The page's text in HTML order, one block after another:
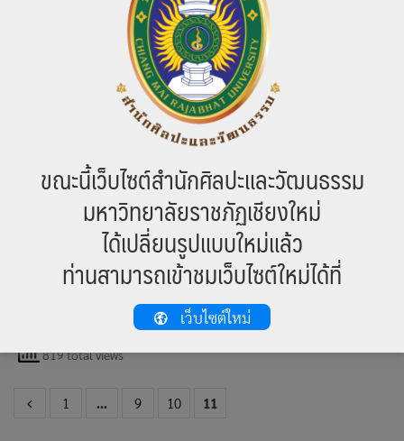
30 พฤศจิกายน 2558
สำนักศิลปะและวัฒนธรรม มหาวิทยาลัยราชภัฏ
เชียงใหม่ จัดโครงการประชุมเชิงปฏิบัติการ
ทบทวนแผนยุทธศาสตร์งานทำนุบำรุงศิลปวัฒนธรรม มหาวิทยาลัยราชภัฏ
เชียงใหม่ ระยะ 5 ปี เมื่อวันจันทร์ที่ 30 พฤศจิกายน 2558 เวลา 9.30 น. ณ
ห้องประชุมเอื้องสายม่านพระอินทร์ ชั้น 2 อาคารเทพรัตนราชสุดา
การประชุมหน่วยงานสำนักศิลปะและวัฒนธรรม
ครั้งที่ 5/2558
7 ตุลาคม 2558
สำนักศิลปะและวัฒนธรรม มหาวิทยาลัยราชภัฏ
เชียงใหม่ จัดการประชุมหน่วยงาน ครั้งที่ 5/2558
เมื่อวันพุทธที่ 7 ตุลาคม 2558 เวลา 09.00 น. ณ ห้องประชุมเอื้องสายม่าน
พระอินทร์ ชั้น 2 อาคารเทพรัตนราชสุดา
819 total views
1 … 9 10 11
ขณะนี้เว็บไซต์สำนักศิลปะและวัฒนธรรม
มหาวิทยาลัยราชภัฏเชียงใหม่
ได้เปลี่ยนรูปแบบใหม่แล้ว
ท่านสามารถเข้าชมเว็บไซต์ใหม่ได้ที่
เว็บไซต์ใหม่